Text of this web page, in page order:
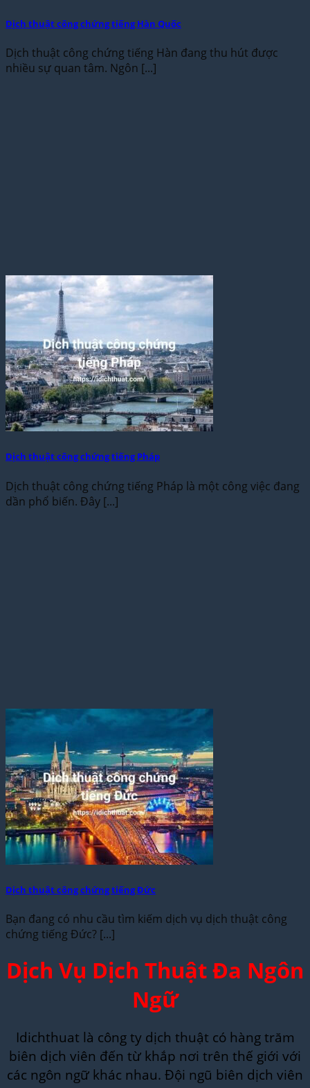
Dịch thuật công chứng tiếng Hàn Quốc
Dịch thuật công chứng tiếng Hàn đang thu hút được
nhiều sự quan tâm. Ngôn [...]
Dịch thuật công chứng tiếng Pháp
Dịch thuật công chứng tiếng Pháp là một công việc đang
dần phổ biến. Đây [...]
Dịch thuật công chứng tiếng Đức
Bạn đang có nhu cầu tìm kiếm dịch vụ dịch thuật công
chứng tiếng Đức? [...]
Dịch Vụ Dịch Thuật Đa Ngôn
Ngữ
Idichthuat là công ty dịch thuật có hàng trăm
biên dịch viên đến từ khắp nơi trên thế giới với
các ngôn ngữ khác nhau. Đội ngũ biên dịch viên